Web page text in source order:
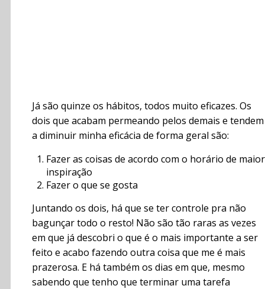
Já são quinze os hábitos, todos muito eficazes. Os
dois que acabam permeando pelos demais e tendem
a diminuir minha eficácia de forma geral são:
Fazer as coisas de acordo com o horário de maior
inspiração
Fazer o que se gosta
Juntando os dois, há que se ter controle pra não
bagunçar todo o resto! Não são tão raras as vezes
em que já descobri o que é o mais importante a ser
feito e acabo fazendo outra coisa que me é mais
prazerosa. E há também os dias em que, mesmo
sabendo que tenho que terminar uma tarefa